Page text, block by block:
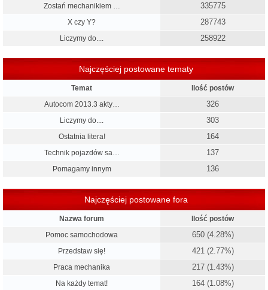
Zostań mechanikiem … 335775
X czy Y? 287743
Liczymy do.... 258922
Najczęściej postowane tematy
Temat
Ilość postów
Autocom 2013.3 akty…
326
Liczymy do.... 303
Ostatnia litera! 164
Technik pojazdów sa… 137
Pomagamy innym 136
Najczęściej postowane fora
Nazwa forum
Ilość postów
Pomoc samochodowa
650 (4.28%)
Przedstaw się! 421 (2.77%)
Praca mechanika 217 (1.43%)
Na każdy temat! 164 (1.08%)